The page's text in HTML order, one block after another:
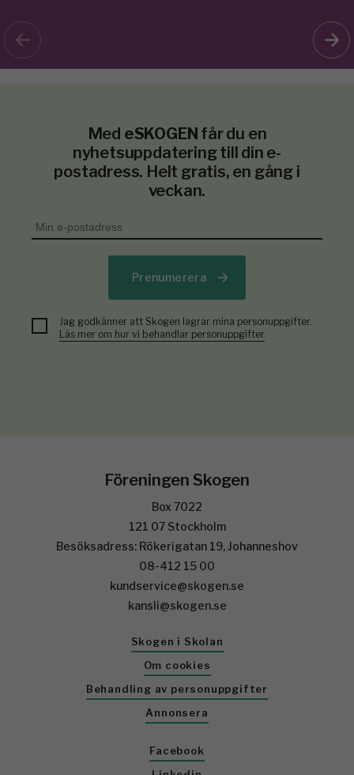
Med eSKOGEN får du en
nyhetsuppdatering till din e-
postadress. Helt gratis, en gång i
veckan.
Prenumerera
Jag godkänner att Skogen lagrar mina personuppgifter.
Läs mer om hur vi behandlar personuppgifter
Föreningen Skogen
Box 7022
121 07 Stockholm
Besöksadress: Rökerigatan 19, Johanneshov
08-412 15 00
kundservice@skogen.se
kansli@skogen.se
Skogen i Skolan
Om cookies
Behandling av personuppgifter
Annonsera
Facebook